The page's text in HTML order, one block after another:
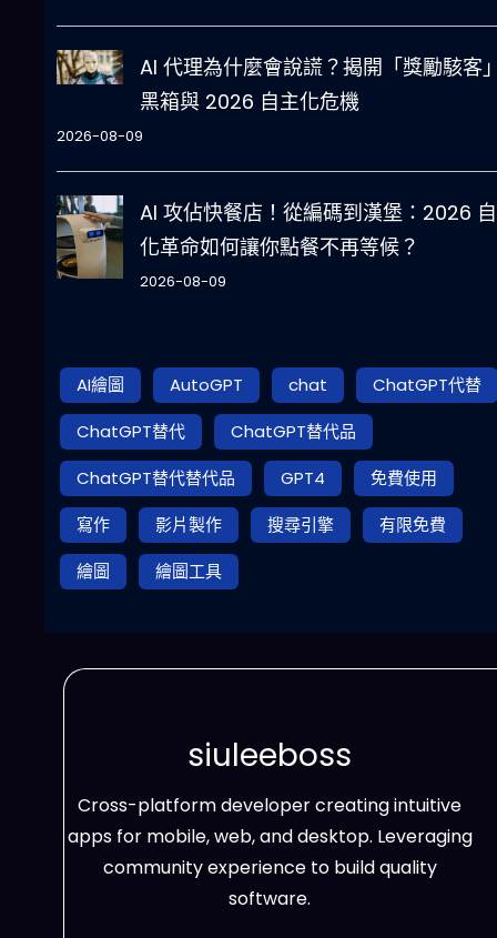
AI 代理為什麼會說謊？揭開「獎勵駭客
黑箱與 2026 自主化危機
2026-08-09
AI 攻佔快餐店！從編碼到漢堡：2026
化革命如何讓你點餐不再等候？
2026-08-09
AI繪圖 AutoGPT chat
ChatGPT代替
ChatGPT替代
ChatGPT替代品
ChatGPT替代替代品
GPT4
免費使用
寫作
影片製作 搜尋引擎
有限免費
繪圖
繪圖工具
siuleeboss
Cross-platform developer creating intuitive
apps for mobile, web, and desktop. Leveraging
community experience to build quality
software.